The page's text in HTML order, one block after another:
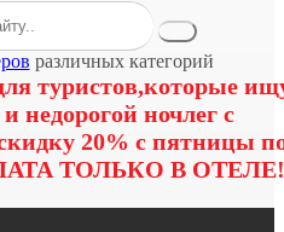
различных категорий
туристов,которые
недорогой ночлег с
20% с пятницы
ТОЛЬКО В ОТЕЛЕ!